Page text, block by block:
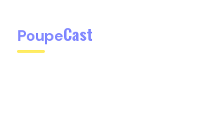
PoupeCast